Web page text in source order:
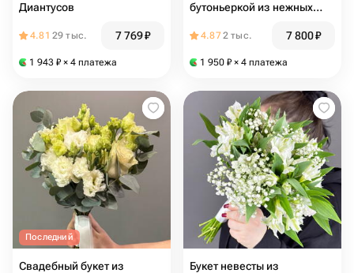
Диантусов
4.81 29 тыс. 7 769₽
1 943 ₽ × 4 платежа
бутоньеркой из нежных
эустомы и эвкалипта
4.872 тыс. 7 800₽
1 950 ₽ × 4 платежа
Последний
Свадебный букет из
Букет невесты из